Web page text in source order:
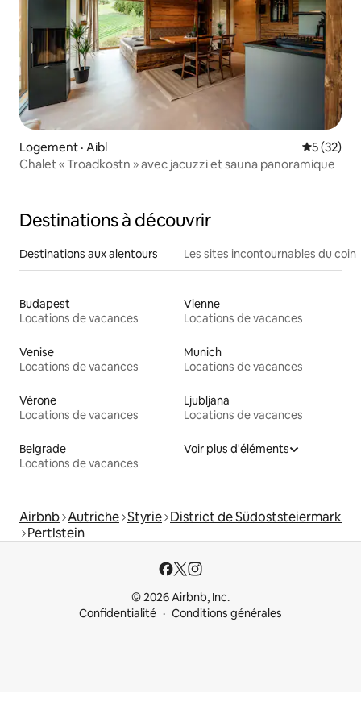
Logement · Aibl Note
5 (32)
Chalet « Troadkostn » avec jacuzzi et sauna panoramique
Destinations à découvrir
Destinations aux alentours Les sites incontournables du coin
Budapest
Locations de vacances
Vienne
Locations de vacances
Venise
Locations de vacances
Munich
Locations de vacances
Vérone
Locations de vacances
Ljubljana
Locations de vacances
Belgrade
Locations de vacances
Voir plus d'éléments
Airbnb Autriche Styrie District de Südoststeiermark
Pertlstein
© 2026 Airbnb, Inc.
Confidentialité
Conditions générales